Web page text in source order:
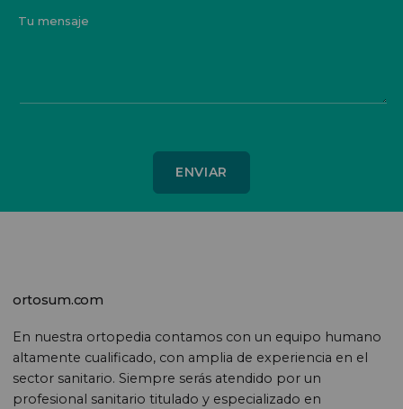
Tu mensaje
ortosum.com
En nuestra ortopedia contamos con un equipo humano
altamente cualificado, con amplia de experiencia en el
sector sanitario. Siempre serás atendido por un
profesional sanitario titulado y especializado en